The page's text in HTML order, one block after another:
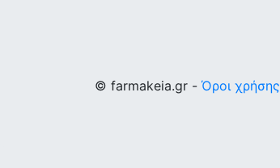
© farmakeia.gr - Όροι χρήσης